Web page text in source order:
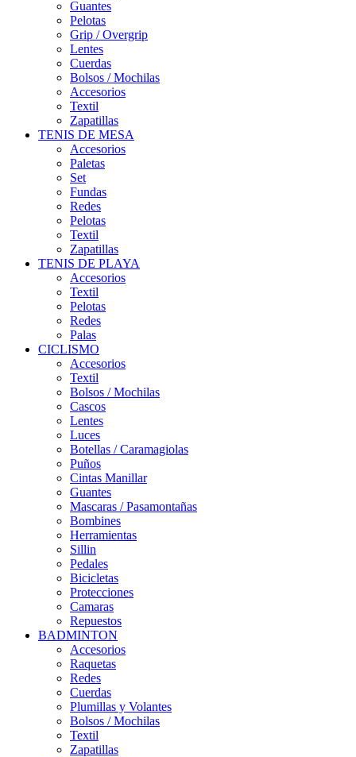
Guantes
Pelotas
Grip / Overgrip
Lentes
Cuerdas
Bolsos / Mochilas
Accesorios
Textil
Zapatillas
TENIS DE MESA
Accesorios
Paletas
Set
Fundas
Redes
Pelotas
Textil
Zapatillas
TENIS DE PLAYA
Accesorios
Textil
Pelotas
Redes
Palas
CICLISMO
Accesorios
Textil
Bolsos / Mochilas
Cascos
Lentes
Luces
Botellas / Caramagiolas
Puños
Cintas Manillar
Guantes
Mascaras / Pasamontañas
Bombines
Herramientas
Sillin
Pedales
Bicicletas
Protecciones
Camaras
Repuestos
BADMINTON
Accesorios
Raquetas
Redes
Cuerdas
Plumillas y Volantes
Bolsos / Mochilas
Textil
Zapatillas